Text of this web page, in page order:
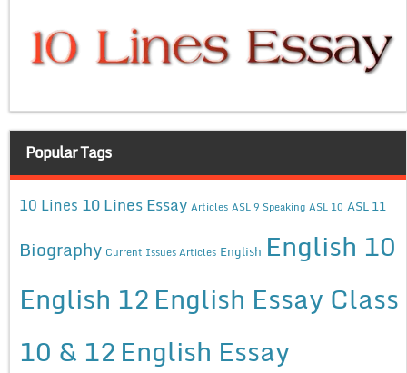
Popular Tags
10 Lines 10 Lines Essay Articles ASL 9 Speaking ASL 10 ASL 11
Biography Current Issues Articles English English 10
English 12English Essay Class
10 & 12English Essay